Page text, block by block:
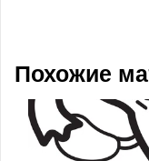
Похожие